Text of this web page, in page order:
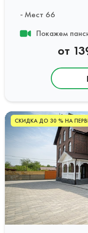
Мест 66
Покажем
от
СКИДКА ДО 30 % НА